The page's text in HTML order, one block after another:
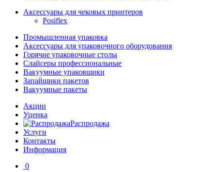
Аксессуары для чековых принтеров
Posiflex
Промышленная упаковка
Аксессуары для упаковочного оборудования
Горячие упаковочные столы
Слайсеры профессиональные
Вакуумные упаковщики
Запайщики пакетов
Вакуумные пакеты
Акции
Уценка
Распродажа
Услуги
Контакты
Информация
0